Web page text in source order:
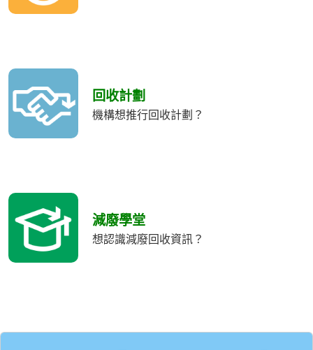
回收計劃
機構想推行回收計劃？
減廢學堂
想認識減廢回收資訊？